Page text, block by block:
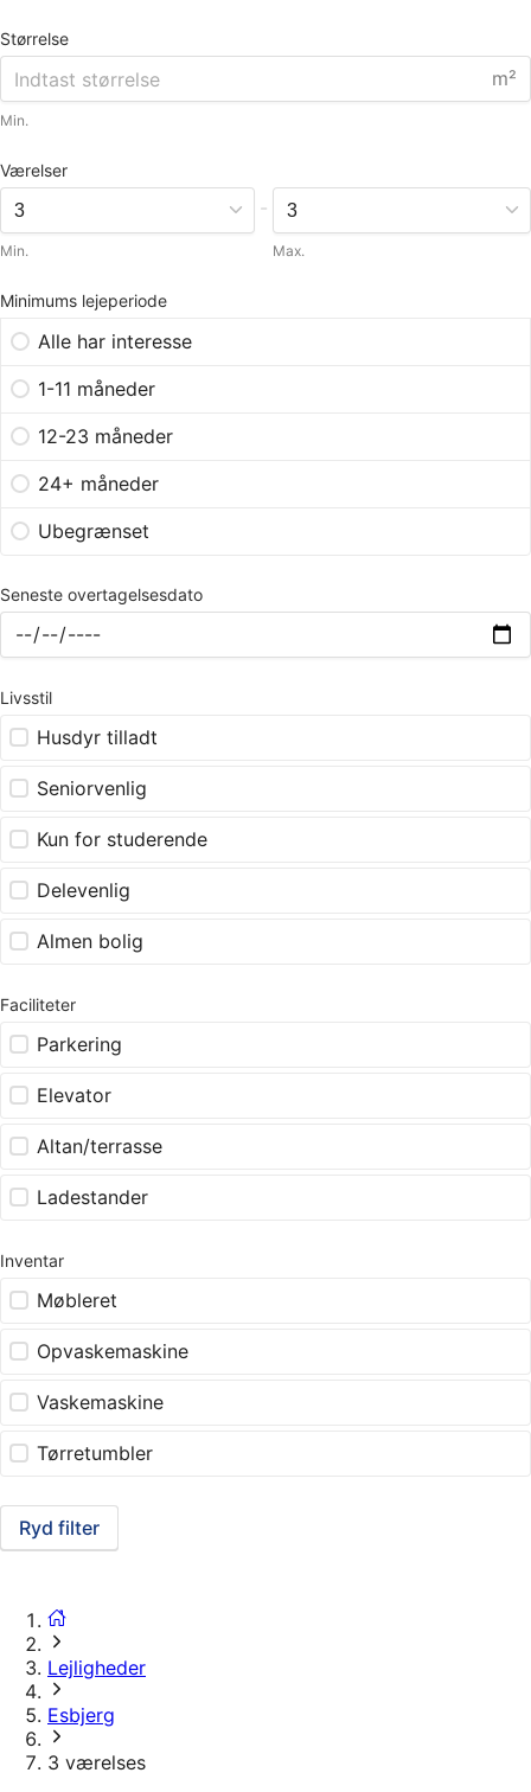
Størrelse
m²
Min.
Værelser
Min.
-
Max.
Minimums lejeperiode
Alle har interesse
1-11 måneder
12-23 måneder
24+ måneder
Ubegrænset
Seneste overtagelsesdato
Livsstil
Husdyr tilladt
Seniorvenlig
Kun for studerende
Delevenlig
Almen bolig
Faciliteter
Parkering
Elevator
Altan/terrasse
Ladestander
Inventar
Møbleret
Opvaskemaskine
Vaskemaskine
Tørretumbler
Ryd filter
Lejligheder
Esbjerg
3 værelses